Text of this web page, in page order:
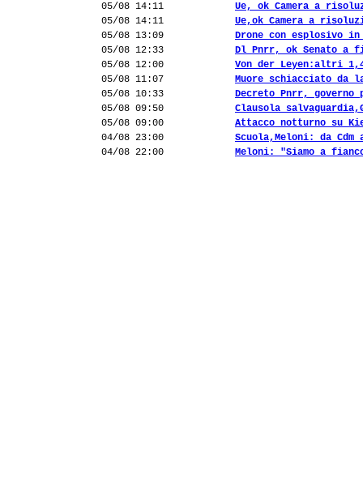
05/08 14:11
Ue, ok Camera a
05/08 14:11
Ue,ok Camera a
05/08 13:09
Drone con esplosivo
05/08 12:33
Dl Pnrr, ok Senato a
05/08 12:00
Von der Leyen:altri
05/08 11:07
Muore schiacciato da
05/08 10:33
Decreto Pnrr,
05/08 09:50
Clausola
05/08 09:00
Attacco notturno su
04/08 23:00
Scuola,Meloni: da
04/08 22:00
Meloni: "Siamo a